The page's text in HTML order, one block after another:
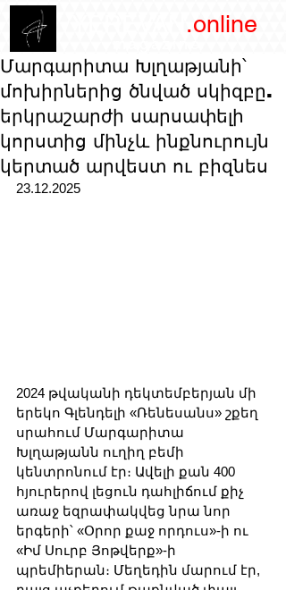
.online
Մարգարիտա Խլղաթյանի՝
մոխիրներից ծնված սկիզբը.
երկրաշարժի սարսափելի
կորստից մինչև ինքնուրույն
կերտած արվեստ ու բիզնես
23.12.2025
2024 թվականի դեկտեմբերյան մի
երեկո Գլենդելի «Ռենեսանս» շքեղ
սրահում Մարգարիտա
Խլղաթյանն ուղիղ բեմի
կենտրոնում էր։ Ավելի քան 400
հյուրերով լեցուն դահլիճում քիչ
առաջ եզրափակվեց նրա նոր
երգերի՝ «Օրոր քաջ որդուս»-ի ու
«Իմ Սուրբ Յոթվերք»-ի
պրեմիերան։ Մեղեդին մարում էր,